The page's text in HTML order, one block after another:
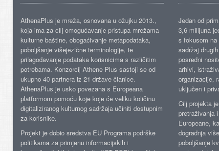
AthenaPlus je mreža, osnovana u ožujku 2013.,
koja ima za cilj omogućavanje pristupa mrežama
kulturne baštine, obogaćivanje metapodataka,
poboljšanje višejezične terminologije, te
prilagođavanje podataka korisnicima s različitim
potrebama. Konzorcij Athene Plus sastoji se od
ukupno 40 partnera iz 21 države članice.
AthenaPlus je usko povezana s Europeana
platformom pomoću koje koje će veliku količinu
digitaliziranog kulturnog sadržaja učiniti dostupnim
za korisnike.
Projekt je dobio sredstva EU Programa podrške
politikama za primjenu informacijskih i
Jedan od
3,6 milijuna
s fokusom
sadržaj
posredni
arhivi,
organizacije,
uključen i
Cilj projekta
pretraživanja
Europeane,
dogradnja
poboljšanje